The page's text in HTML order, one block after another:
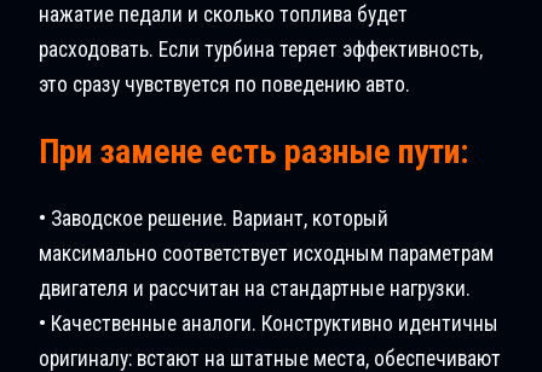
нажатие педали и сколько топлива будет
расходовать. Если турбина теряет эффективность,
это сразу чувствуется по поведению авто.
При замене есть разные пути:
• Заводское решение. Вариант, который
максимально соответствует исходным параметрам
двигателя и рассчитан на стандартные нагрузки.
• Качественные аналоги. Конструктивно идентичны
оригиналу: встают на штатные места, обеспечивают